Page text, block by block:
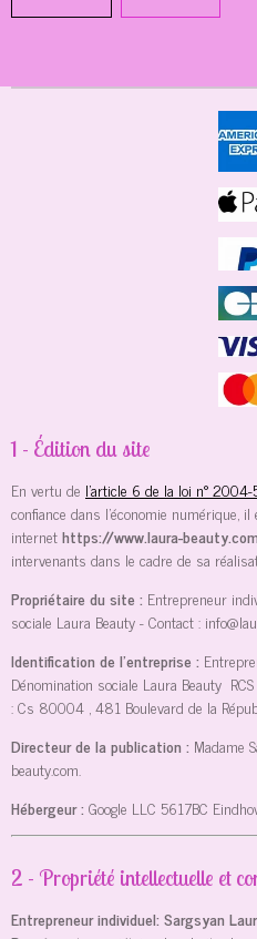
1 - Édition du site
En vertu de l'article 6 de la loi n°
confiance dans l'économie numérique,
internethttps://www.laura-
intervenants dans le cadre de sa
Propriétaire du site : Entrepreneur
sociale Laura Beauty- Contact :
Identification de l'entreprise :
Dénomination sociale Laura Beauty
:Cs 80004 , 481 Boulevard de la
Directeur de la publication : Madame
beauty.com
Hébergeur : Google LLC 5617BC
2 - Propriété intellectuelle et
Entrepreneur individuel: Sargsyan